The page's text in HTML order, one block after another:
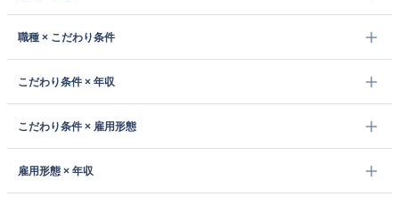
職種 × こだわり条件
こだわり条件 × 年収
こだわり条件 × 雇用形態
雇用形態 × 年収